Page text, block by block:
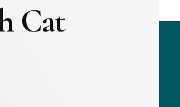
Cat